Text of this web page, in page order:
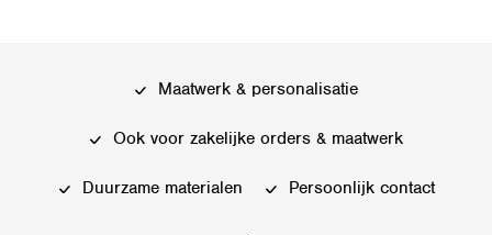
optie
kan
worden
Maatwerk & personalisatie
Ook voor zakelijke orders & maatwerk
Duurzame materialen Persoonlijk contact